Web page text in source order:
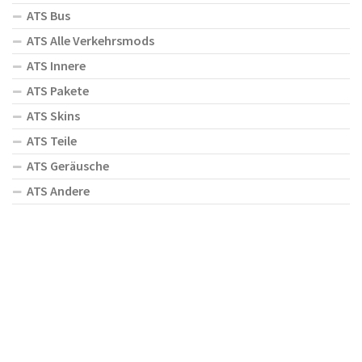
ATS Bus
ATS Alle Verkehrsmods
ATS Innere
ATS Pakete
ATS Skins
ATS Teile
ATS Geräusche
ATS Andere